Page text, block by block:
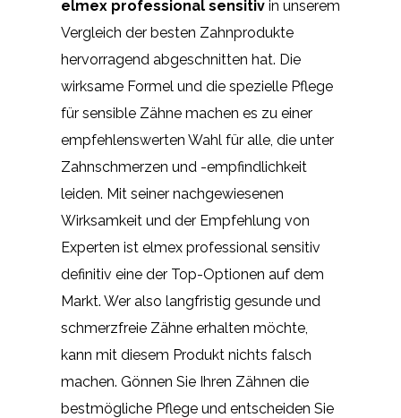
elmex professional sensitiv in unserem
Vergleich der besten Zahnprodukte
hervorragend abgeschnitten hat. Die
wirksame Formel und die spezielle Pflege
für sensible Zähne machen es zu einer
empfehlenswerten Wahl für alle, die unter
Zahnschmerzen und -empfindlichkeit
leiden. Mit seiner nachgewiesenen
Wirksamkeit und der Empfehlung von
Experten ist elmex professional sensitiv
definitiv eine der Top-Optionen auf dem
Markt. Wer also langfristig gesunde und
schmerzfreie Zähne erhalten möchte,
kann mit diesem Produkt nichts falsch
machen. Gönnen Sie Ihren Zähnen die
bestmögliche Pflege und entscheiden Sie